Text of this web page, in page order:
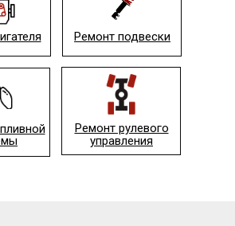
Ремонт подвески
Ремонт рулевого
управления